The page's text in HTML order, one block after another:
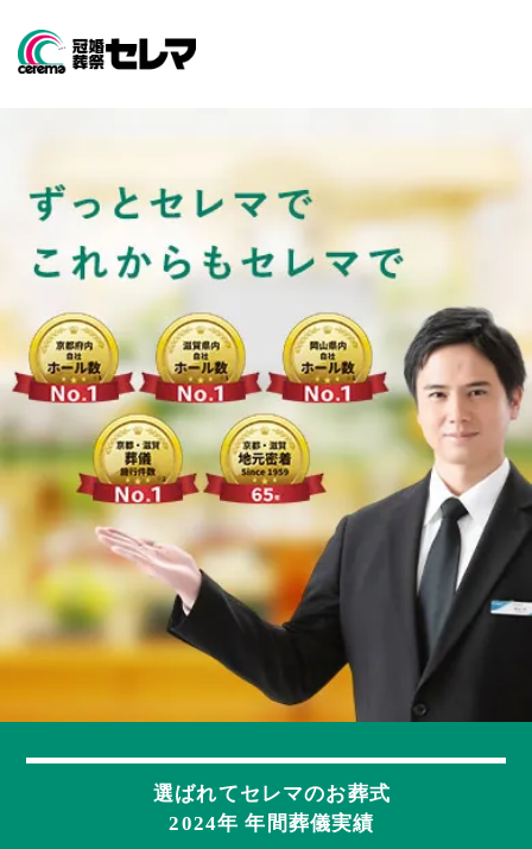
葬儀・葬式なら安心のセレマで
選ばれてセレマのお葬式
2024年 年間葬儀実績
プランのご紹介
セレマの葬儀プラン
葬儀場・斎場を探す
全国から葬儀場・斎場を探す +
京都府の葬儀場・斎場を探す
京都市の葬儀場・斎場を探す
滋賀県の葬儀場・斎場を探す
大阪府の葬儀場・斎場を探す
福井県の葬儀場・斎場を探す
岡山県の葬儀場・斎場を探す
広島県の葬儀場・斎場を探す
セレマを知る
セレマが選ばれる理由
お客様の声
葬儀の流れ